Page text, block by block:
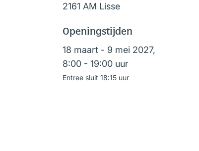
2161 AM Lisse
Openingstijden
18 maart - 9 mei 2027,
8:00 - 19:00 uur
Entree sluit 18:15 uur